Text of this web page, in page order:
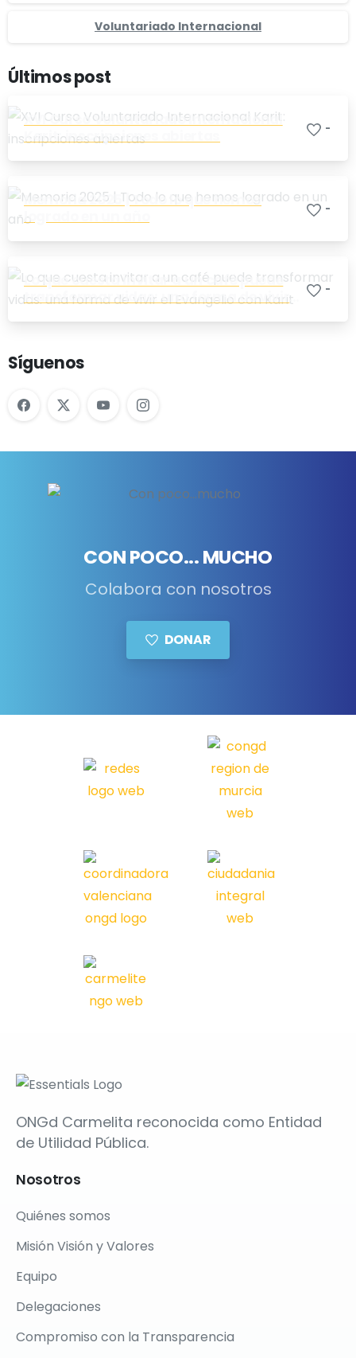
Voluntariado Internacional
Últimos post
XVI Curso Voluntariado Internacional
Karit: inscripciones abiertas
-
Memoria 2025 | Todo lo que hemos
logrado en un año
-
Lo que cuesta invitar a un café puede
transformar vidas: una forma de vivir
-
Síguenos
CON POCO... MUCHO
Colabora con nosotros
DONAR
ONGd Carmelita reconocida como Entidad
de Utilidad Pública.
Nosotros
Quiénes somos
Misión Visión y Valores
Equipo
Delegaciones
Compromiso con la Transparencia